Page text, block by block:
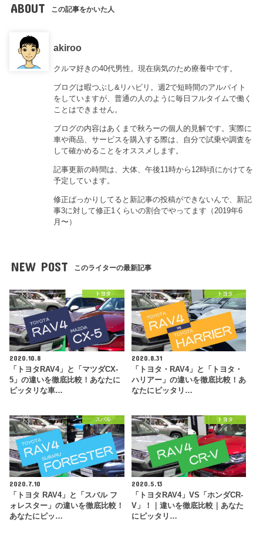
ABOUT この記事をかいた人
akiroo
クルマ好きの40代男性。現在病気のため療養中です。
ブログは暇つぶし&リハビリ。週2で短時間のアルバイト
をしていますが、普通の人のように毎日フルタイムで働く
ことはできません。
ブログの内容はあくまで秋ろーの個人的見解です。実際に
車や商品、サービスを購入する際は、自分で試乗や調査を
して確かめることをオススメします。
記事更新の時間は、大体、午後11時から12時頃にかけてを
予定しています。
修正ばっかりしてると新記事の投稿ができないんで、新記
事3に対して修正1くらいの割合でやってます（2019年6
月〜）
NEW POST このライターの最新記事
トヨタ
2020.10.8
「トヨタRAV4」と「マツダCX-
5」の違いを徹底比較！あなたに
ピッタリな車…
トヨタ
2020.8.31
「トヨタ・RAV4」と「トヨタ・
ハリアー」の違いを徹底比較！あ
なたにピッタリ…
スバル
2020.7.10
「トヨタ RAV4」と「スバル フ
ォレスター」の違いを徹底比較！
あなたにピッ…
トヨタ
2020.5.13
「トヨタRAV4」VS「ホンダCR-
V」！｜違いを徹底比較｜あなた
にピッタリ…